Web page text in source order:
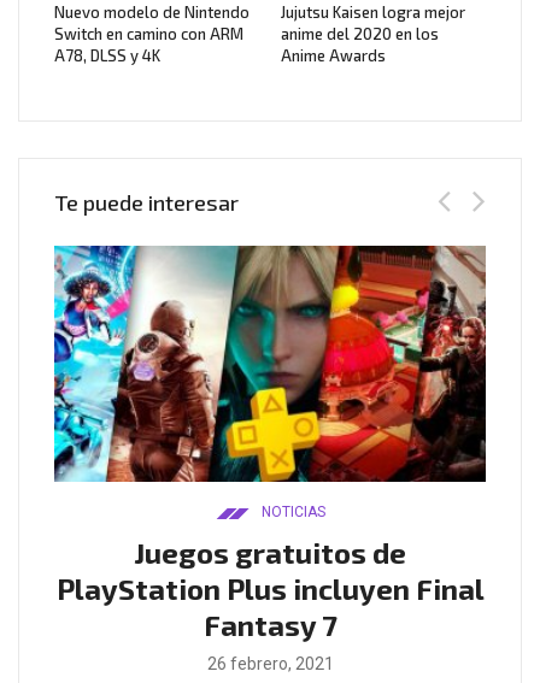
Nuevo modelo de Nintendo
Switch en camino con ARM
A78, DLSS y 4K
Jujutsu Kaisen logra mejor
anime del 2020 en los
Anime Awards
Te puede interesar
NOTICIAS
Juegos gratuitos de
PlayStation Plus incluyen Final
Fantasy 7
26 febrero, 2021